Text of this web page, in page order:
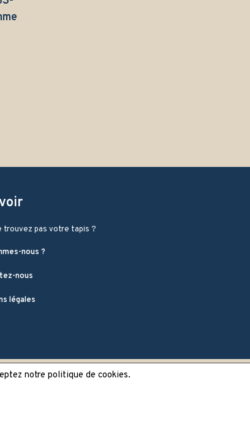
trouvez pas votre tapis ?
nous ?
nous
légales
notre politique de cookies.